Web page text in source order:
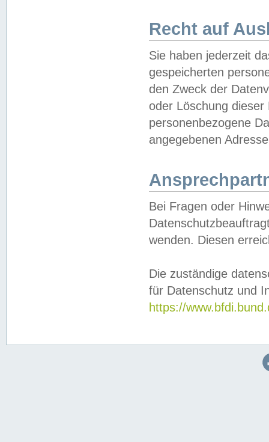
Recht auf
Sie haben jederzeit
gespeicherten
den Zweck der
oder Löschung
personenbezogene
angegebenen
Bei Fragen oder
wenden. Diesen
Die zuständige
für Datenschutz und
https://